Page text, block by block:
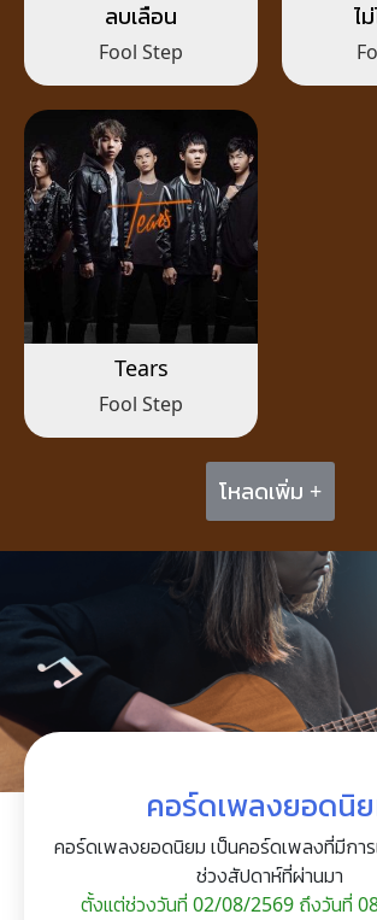
ลบเลือน
Fool Step
ไ
Tears
Fool Step
โหลดเพิ่ม +
คอร์ดเพลงยอดนิ
คอร์ดเพลงยอดนิยม เป็นคอร์ดเพลงที่มีกา
ช่วงสัปดาห์ที่ผ่านมา
ตั้งแต่ช่วงวันที่ 02/08/2569 ถึงวันที่